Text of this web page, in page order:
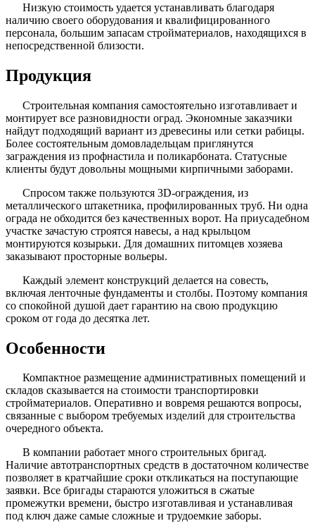
Низкую стоимость удается устанавливать благодаря
наличию своего оборудования и квалифицированного
персонала, большим запасам стройматериалов, находящихся в
непосредственной близости.
Продукция
Строительная компания самостоятельно изготавливает и
монтирует все разновидности оград. Экономные заказчики
найдут подходящий вариант из древесины или сетки рабицы.
Более состоятельным домовладельцам приглянутся
заграждения из профнастила и поликарбоната. Статусные
клиенты будут довольны мощными кирпичными заборами.
Спросом также пользуются 3D-ограждения, из
металлического штакетника, профилированных труб. Ни одна
ограда не обходится без качественных ворот. На приусадебном
участке зачастую строятся навесы, а над крыльцом
монтируются козырьки. Для домашних питомцев хозяева
заказывают просторные вольеры.
Каждый элемент конструкций делается на совесть,
включая ленточные фундаменты и столбы. Поэтому компания
со спокойной душой дает гарантию на свою продукцию
сроком от года до десятка лет.
Особенности
Компактное размещение административных помещений и
складов сказывается на стоимости транспортировки
стройматериалов. Оперативно и вовремя решаются вопросы,
связанные с выбором требуемых изделий для строительства
очередного объекта.
В компании работает много строительных бригад.
Наличие автотранспортных средств в достаточном количестве
позволяет в кратчайшие сроки откликаться на поступающие
заявки. Все бригады стараются уложиться в сжатые
промежутки времени, быстро изготавливая и устанавливая
под ключ даже самые сложные и трудоемкие заборы.